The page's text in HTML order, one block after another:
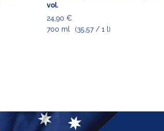
vol.
24,90 €
700 ml
(35,57 / 1 l)